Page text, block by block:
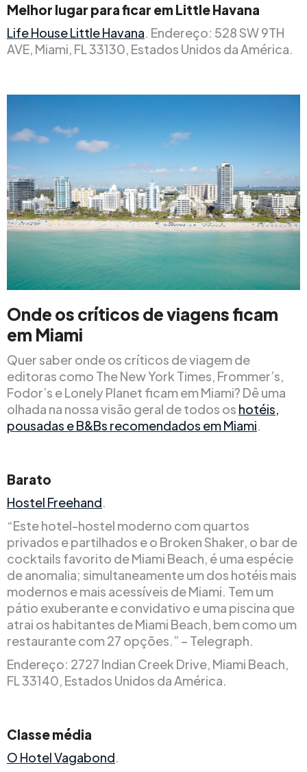
Melhor lugar para ficar em Little Havana
Life House Little Havana. Endereço: 528 SW 9TH
AVE, Miami, FL 33130, Estados Unidos da América.
Onde os críticos de viagens ficam
em Miami
Quer saber onde os críticos de viagem de
editoras como The New York Times, Frommer’s,
Fodor’s e Lonely Planet ficam em Miami? Dê uma
olhada na nossa visão geral de todos os hotéis,
pousadas e B&Bs recomendados em Miami.
Barato
Hostel Freehand.
“Este hotel-hostel moderno com quartos
privados e partilhados e o Broken Shaker, o bar de
cocktails favorito de Miami Beach, é uma espécie
de anomalia; simultaneamente um dos hotéis mais
modernos e mais acessíveis de Miami. Tem um
pátio exuberante e convidativo e uma piscina que
atrai os habitantes de Miami Beach, bem como um
restaurante com 27 opções.” – Telegraph.
Endereço: 2727 Indian Creek Drive, Miami Beach,
FL 33140, Estados Unidos da América.
Classe média
O Hotel Vagabond.